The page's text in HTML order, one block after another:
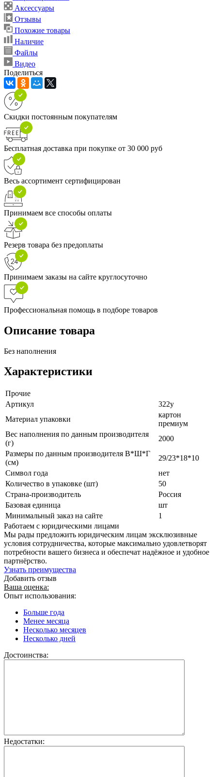
Аксессуары
Отзывы
Похожие товары
Наличие
Файлы
Видео
Поделиться
Скидки постоянным покупателям
Бесплатная доставка при покупке от 30 000 руб
Весь ассортимент сертифицирован
Принимаем все способы оплаты
Резерв товара без предоплаты
Принимаем заказы на сайте круглосуточно
Профессиональная помощь в подборе товаров
Описание товара
Без наполнения
Характеристики
Прочие
Артикул
322у
Материал упаковки
картон
премиум
Вес наполнения по данным производителя
(г)
2000
Размеры по данным производителя В*Ш*Г
(см)
29/23*18*10
Символ года
нет
Количество в упаковке (шт)
50
Страна-производитель
Россия
Базовая единица
шт
Минимальный заказ на сайте
1
Работаем с юридическими лицами
Мы рады предложить юридическим лицам эксклюзивные
условия сотрудничества, которые максимально удовлетворят
потребности вашего бизнеса и обеспечат надёжное и удобное
партнёрство.
Узнать преимущества
Добавить отзыв
Ваша оценка:
Опыт использования:
Больше года
Менее месяца
Несколько месяцев
Несколько дней
Достоинства:
Недостатки: